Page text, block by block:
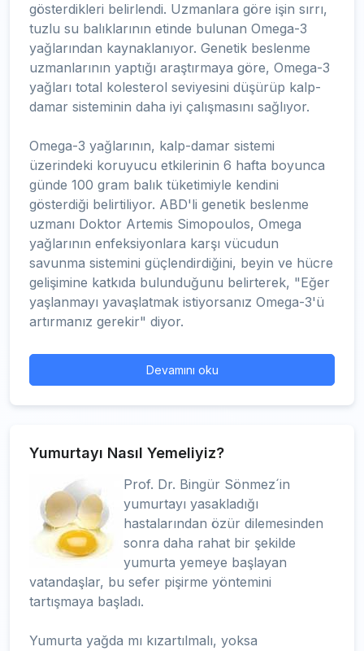
gösterdikleri belirlendi. Uzmanlara göre işin sırrı,
tuzlu su balıklarının etinde bulunan Omega-3
yağlarından kaynaklanıyor. Genetik beslenme
uzmanlarının yaptığı araştırmaya göre, Omega-3
yağları total kolesterol seviyesini düşürüp kalp-
damar sisteminin daha iyi çalışmasını sağlıyor.
Omega-3 yağlarının, kalp-damar sistemi
üzerindeki koruyucu etkilerinin 6 hafta boyunca
günde 100 gram balık tüketimiyle kendini
gösterdiği belirtiliyor. ABD'li genetik beslenme
uzmanı Doktor Artemis Simopoulos, Omega
yağlarının enfeksiyonlara karşı vücudun
savunma sistemini güçlendirdiğini, beyin ve hücre
gelişimine katkıda bulunduğunu belirterek, "Eğer
yaşlanmayı yavaşlatmak istiyorsanız Omega-3'ü
artırmanız gerekir" diyor.
Devamını oku
Yumurtayı Nasıl Yemeliyiz?
Prof. Dr. Bingür Sönmez´in
yumurtayı yasakladığı
hastalarından özür dilemesinden
sonra daha rahat bir şekilde
yumurta yemeye başlayan
vatandaşlar, bu sefer pişirme yöntemini
tartışmaya başladı.
Yumurta yağda mı kızartılmalı, yoksa